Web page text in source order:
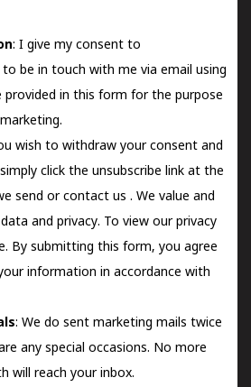
: I give my consent to
be in touch with me via email using
in this form for the purpose
wish to withdraw your consent and
click the unsubscribe link at the
send orcontact us . We value and
and privacy. To view our privacy
By submitting this form, you agree
information in accordance with
: We do sent marketing mails twice
any special occasions. No more
will reach your inbox.